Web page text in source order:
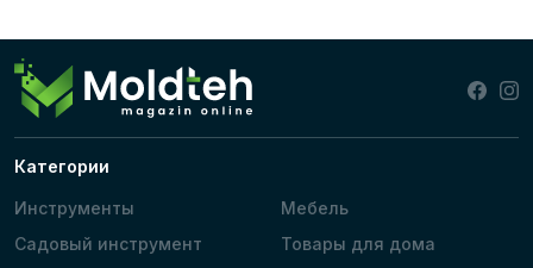
Категории
Инструменты
Садовый инструмент
Мебель
Товары для дома